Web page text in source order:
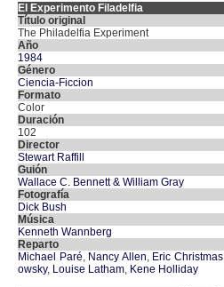
El Experimento Filadelfia
Título original
The Philadelfia Experiment
Año
1984
Género
Ciencia-Ficcion
Formato
Color
Duración
102
Director
Stewart Raffill
Guión
Wallace C. Bennett & William Gray
Fotografía
Dick Bush
Música
Kenneth Wannberg
Reparto
Michael Paré Nancy Allen Eric Christmas,
owsky, Louise Latham Kene Holliday